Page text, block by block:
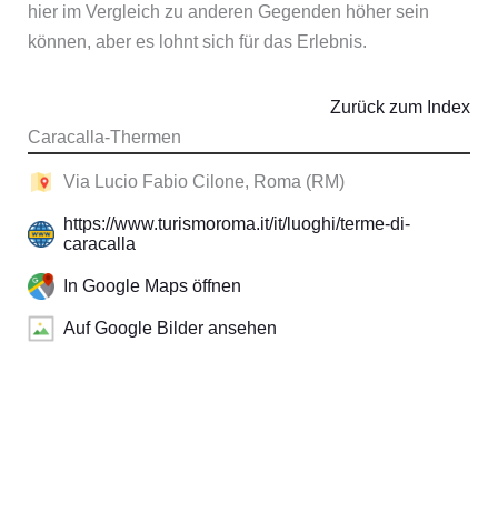
hier im Vergleich zu anderen Gegenden höher sein
können, aber es lohnt sich für das Erlebnis.
Caracalla-Thermen
Zurück zum Index
Via Lucio Fabio Cilone, Roma (RM)
https://www.turismoroma.it/it/luoghi/terme-di-
caracalla
In Google Maps öffnen
Auf Google Bilder ansehen